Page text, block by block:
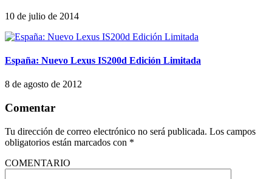
10 de julio de 2014
España: Nuevo Lexus IS200d Edición Limitada
8 de agosto de 2012
Comentar
Tu dirección de correo electrónico no será publicada. Los campos
obligatorios están marcados con *
COMENTARIO